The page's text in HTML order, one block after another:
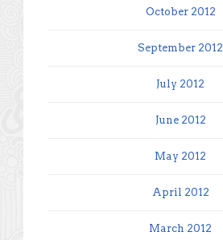
October 2012
September 2012
July 2012
June 2012
May 2012
April 2012
March 2012